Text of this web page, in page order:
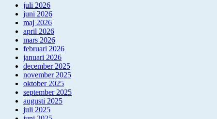
juli 2026
juni 2026
maj 2026
april 2026
mars 2026
februari 2026
januari 2026
december 2025
november 2025
oktober 2025
september 2025
augusti 2025
juli 2025